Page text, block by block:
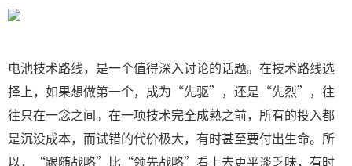
电池技术路线，是一个值得深入讨论的话题。在技术路线选
择上，如果想做第一个，成为“先驱”，还是“先烈”，往
往只在一念之间。在一项技术完全成熟之前，所有的投入都
是沉没成本，而试错的代价极大，有时甚至要付出生命。所
以，“跟随战略”比“领先战略”看上去更平淡乏味，有时